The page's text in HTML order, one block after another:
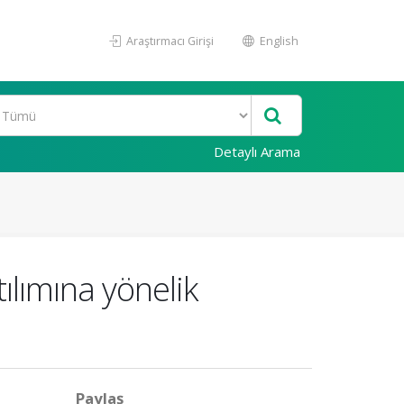
Araştırmacı Girişi English
Detaylı Arama
yönelik
Paylaş